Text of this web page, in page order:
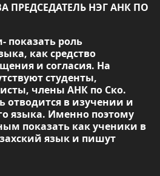
ПРЕДСЕДАТЕЛЬ НЭГ АНК ПО
показать роль
как средство
и согласия. На
студенты,
члены АНК по Ско.
отводится в изучении и
языка. Именно поэтому
показать как ученики в
язык и пишут